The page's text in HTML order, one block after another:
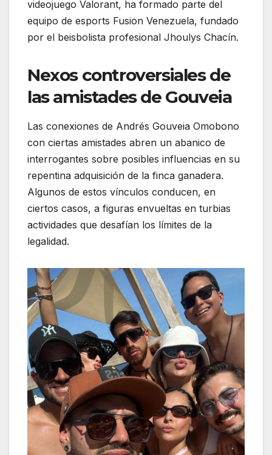
videojuego Valorant, ha formado parte del
equipo de esports Fusion Venezuela, fundado
por el beisbolista profesional Jhoulys Chacín.
Nexos controversiales de
las amistades de Gouveia
Las conexiones de Andrés Gouveia Omobono
con ciertas amistades abren un abanico de
interrogantes sobre posibles influencias en su
repentina adquisición de la finca ganadera.
Algunos de estos vínculos conducen, en
ciertos casos, a figuras envueltas en turbias
actividades que desafían los límites de la
legalidad.